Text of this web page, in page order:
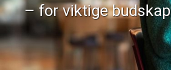
– for viktige budskap